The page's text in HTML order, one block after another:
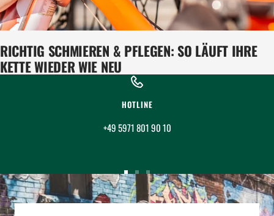
RICHTIG SCHMIEREN & PFLEGEN: SO LÄUFT IHRE
KETTE WIEDER WIE NEU
HOTLINE
+49 5971 801 90 10
Zur
Slide
Zur
Slide
Zur
Slide